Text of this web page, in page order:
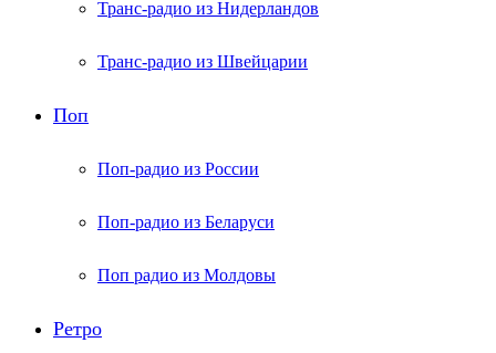
Транс-радио из Нидерландов
Транс-радио из Швейцарии
Поп
Поп-радио из России
Поп-радио из Беларуси
Поп радио из Молдовы
Ретро